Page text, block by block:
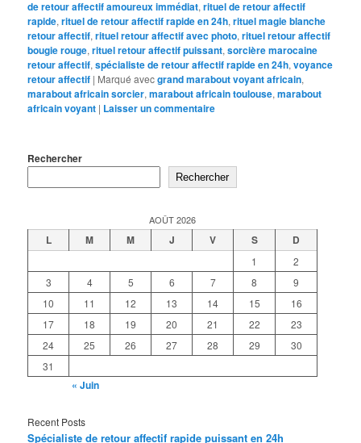
de retour affectif amoureux immédiat,rituel de retour affectif
rapide,rituel de retour affectif rapide en 24h,rituel magie blanche
retour affectif,rituel retour affectif avec photo,rituel retour affectif
bougie rouge,rituel retour affectif puissant,sorcière marocaine
retour affectif,spécialiste de retour affectif rapide en 24h,voyance
retour affectif | Marqué avecgrand marabout voyant africain,
marabout africain sorcier,marabout africain toulouse,marabout
africain voyant | Laisser un commentaire
Rechercher
Rechercher
AOÛT 2026
L M M J V S D
1
2
3
4 5 6 7 8
9
10
11 12 13 14 15
16
17
18 19 20 21 22
23
24
25 26 27 28 29
30
31
« Juin
Recent Posts
Spécialiste de retour affectif rapide puissant en 24h